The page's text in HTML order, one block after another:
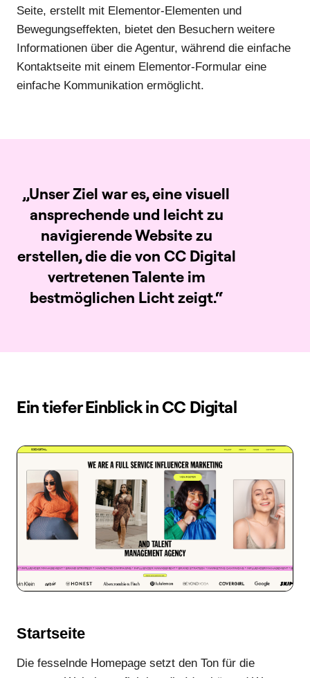
Seite, erstellt mit Elementor-Elementen und
Bewegungseffekten, bietet den Besuchern weitere
Informationen über die Agentur, während die einfache
Kontaktseite mit einem Elementor-Formular eine
einfache Kommunikation ermöglicht.
„Unser Ziel war es, eine visuell
ansprechende und leicht zu
navigierende Website zu
erstellen, die die von CC Digital
vertretenen Talente im
bestmöglichen Licht zeigt.“
Ein tiefer Einblick in CC Digital
Startseite
Die fesselnde Homepage setzt den Ton für die